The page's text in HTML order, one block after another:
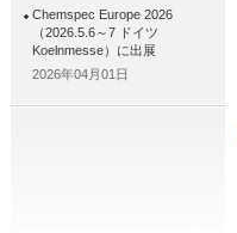
Chemspec Europe 2026
（2026.5.6～7 ドイツ
Koelnmesse）に出展
2026年04月01日